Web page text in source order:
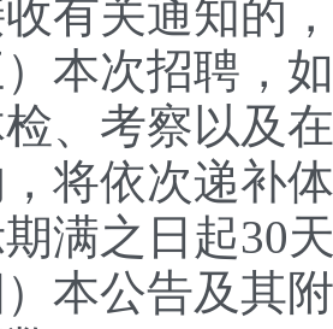
有关通知的
次招聘，如
、考察以及
将依次递补
满之日起30
公告及其附